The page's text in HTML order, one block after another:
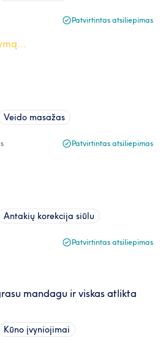
Patvirtintas atsiliepimas
Veido masažas
Patvirtintas atsiliepimas
Antakių korekcija siūlu
Patvirtintas atsiliepimas
mandagu ir viskas atlikta
Kūno įvyniojimai